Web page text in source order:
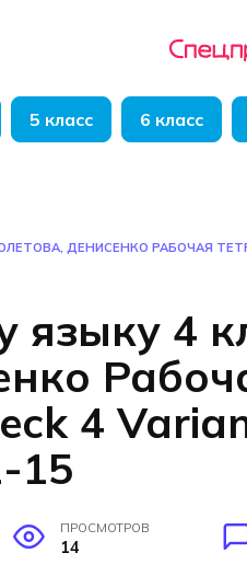
5 класс 6 класс
ДЕНИСЕНКО РАБОЧАЯ
языку 4
4
15
ПРОСМОТРОВ
14